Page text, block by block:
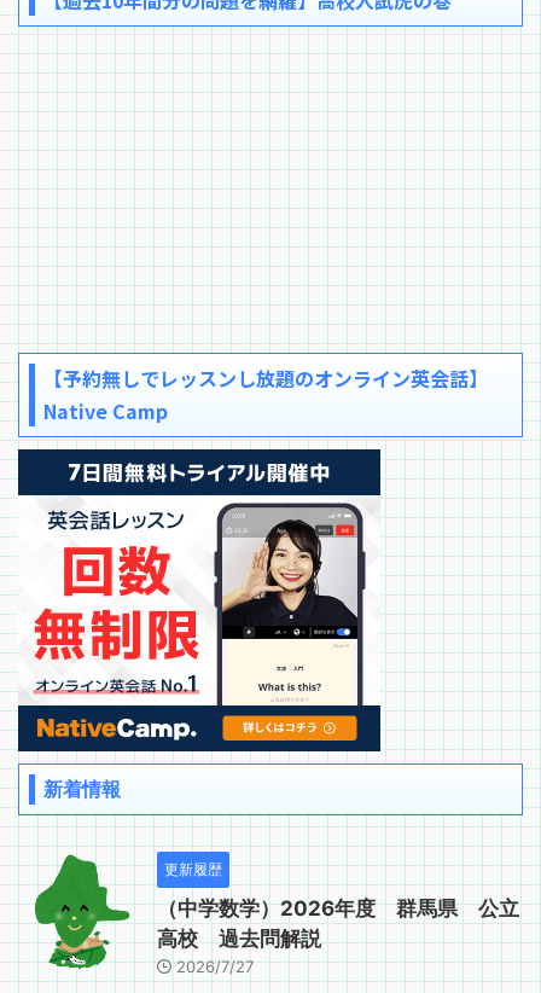
【予約無しでレッスンし放題のオンライン英会話】
Native Camp
新着情報
更新履歴
（中学数学）2026年度 群馬県 公立
高校 過去問解説
2026/7/27